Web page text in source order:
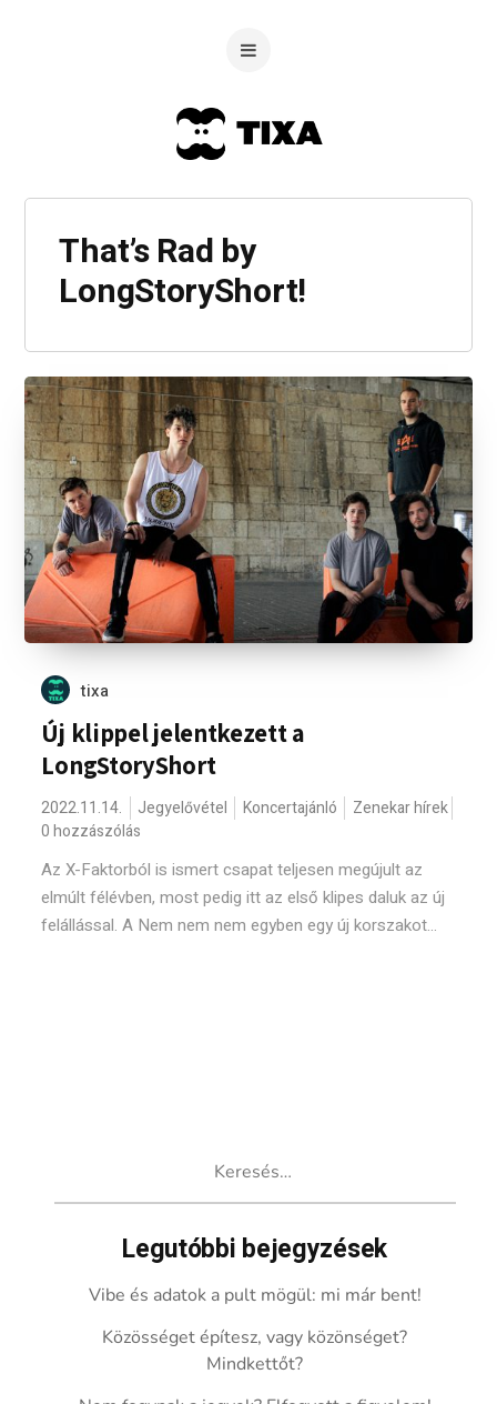
That’s Rad by
LongStoryShort!
tixa
Új klippel jelentkezett a
LongStoryShort
2022.11.14. Jegyelővétel Koncertajánló
Zenekar hírek
0 hozzászólás
Az X-Faktorból is ismert csapat teljesen megújult az
elmúlt félévben, most pedig itt az első klipes daluk az új
felállással. A Nem nem nem egyben egy új korszakot...
Legutóbbi bejegyzések
Vibe és adatok a pult mögül: mi már bent!
Közösséget építesz, vagy közönséget?
Mindkettőt?